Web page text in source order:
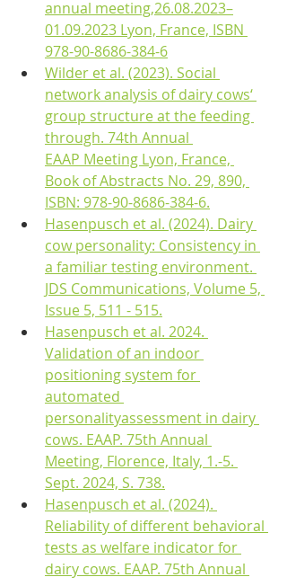
annual meeting,26.08.2023–
01.09.2023 Lyon, France, ISBN
978-90-8686-384-6
Wilder et al. (2023). Social
network analysis of dairy cows‘
group structure at the feeding
through. 74th Annual
EAAP Meeting Lyon, France,
Book of Abstracts No. 29, 890,
ISBN: 978-90-8686-384-6.
Hasenpusch et al. (2024). Dairy
cow personality: Consistency in
a familiar testing environment.
JDS Communications, Volume 5,
Issue 5, 511 - 515.
Hasenpusch et al. 2024.
Validation of an indoor
positioning system for
automated
personalityassessment in dairy
cows. EAAP. 75th Annual
Meeting, Florence, Italy, 1.-5.
Sept. 2024, S. 738.
Hasenpusch et al. (2024).
Reliability of different behavioral
tests as welfare indicator for
dairy cows. EAAP. 75th Annual